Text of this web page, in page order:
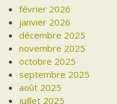
février 2026
janvier 2026
décembre 2025
novembre 2025
octobre 2025
septembre 2025
août 2025
juillet 2025